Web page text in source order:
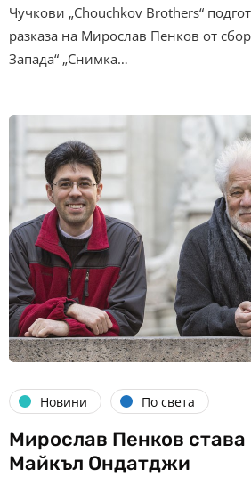
Чучкови „Chouchkov Brothers“
разказа на Мирослав Пенков от
Запада“ „Снимка…
Новини По света
Мирослав Пенков
Майкъл Ондатджи